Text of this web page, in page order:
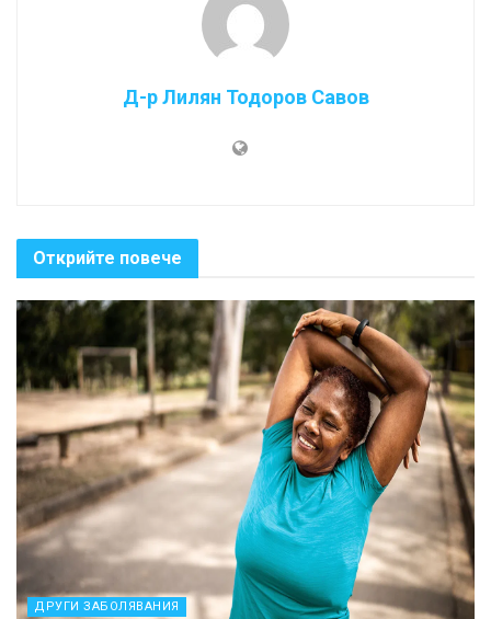
Д-р Лилян Тодоров Савов
Открийте повече
ДРУГИ ЗАБОЛЯВАНИЯ